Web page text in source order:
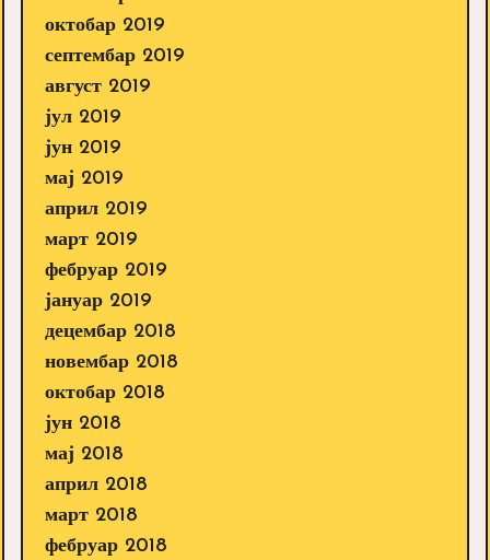
октобар 2019
септембар 2019
август 2019
јул 2019
јун 2019
мај 2019
април 2019
март 2019
фебруар 2019
јануар 2019
децембар 2018
новембар 2018
октобар 2018
јун 2018
мај 2018
април 2018
март 2018
фебруар 2018